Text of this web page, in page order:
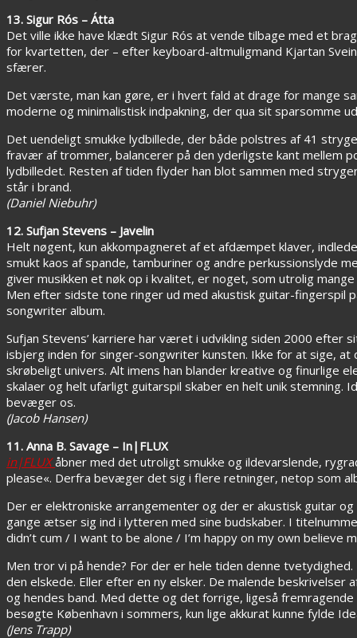
13. Sigur Rós – Átta
Det ville ikke have klædt Sigur Rós at vende tilbage med et
for kvartetten, der – efter keyboard-altmuligmand Kjartan
sfærer.
Det værste, man kan gøre, er i hvert fald at drage for mange
moderne og minimalistisk indpakning, der qua sit sparsomme
Det uendeligt smukke lydbillede, der både polstres af 41
fravær af trommer, balancerer på den yderligste kant mellem
lydbilledet. Resten af tiden flyder han blot sammen med
står i brand.
(Daniel Niebuhr)
12. Sufjan Stevens – Javelin
Helt nøgent, kun akkompagneret af et afdæmpet klaver,
smukt kaos af spande, tamburiner og andre perkussionslyde
giver musikken et nøk op i kvalitet, er noget, som utrolig
Men efter sidste tone ringer ud med akustisk guitar-fingerspil
songwriter album.
Sufjan Stevens’ karriere har været i udvikling siden 2000 efter
isbjerg inden for singer-songwriter kunsten. Ikke for at sige,
skrøbeligt univers. Alt imens han blander kreative og finurlige
skalaer og helt ufarligt guitarspil skaber en helt unik
bevæger os.
(Jacob Hansen)
11. Anna B. Savage – In​|​FLUX
in|FLUXåbner med det utroligt smukke og ildevarslende,
please«. Derfra bevæger det sig i flere retninger, netop som
Der er elektroniske arrangementer og der er akustisk guitar
gange ætser sig ind i lytteren med sine budskaber. I
didn’t cum / I want to be alone / I’m happy on my own believe
Men tror vi på hende? For der er hele tiden denne
den elskede. Eller efter en ny elsker. De malende beskrivelser
og hendes band. Med dette og det forrige, ligeså fremragende
besøgte København i sommers, kun lige akkurat kunne fylde
(Jens Trapp)